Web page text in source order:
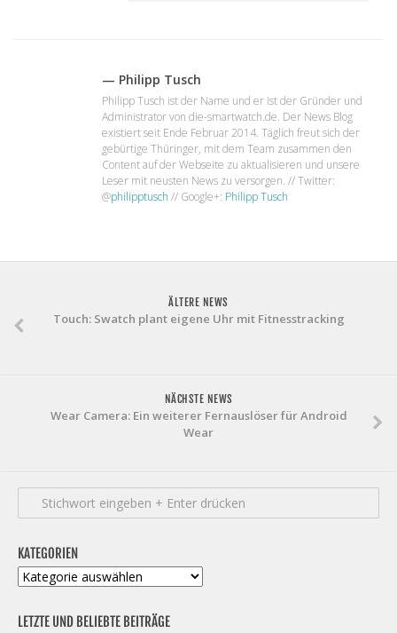
— Philipp Tusch
Philipp Tusch ist der Name und er ist der Gründer und
Administrator von die-smartwatch.de. Der News Blog
existiert seit Ende Februar 2014. Täglich freut sich der
gebürtige Thüringer, mit dem Team zusammen den
Content auf der Webseite zu aktualisieren und unsere
Leser mit neusten News zu versorgen. // Twitter:
@philipptusch // Google+: Philipp Tusch
ÄLTERE NEWS
Touch: Swatch plant eigene Uhr mit Fitnesstracking
NÄCHSTE NEWS
Wear Camera: Ein weiterer Fernauslöser für Android
Wear
KATEGORIEN
Kategorien
LETZTE UND BELIEBTE BEITRÄGE